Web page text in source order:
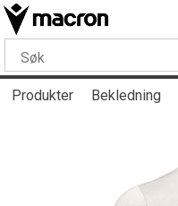
Produkter Bekledning